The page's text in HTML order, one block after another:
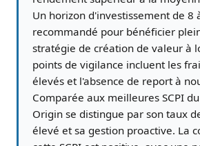
Un horizon d'investissement de 8
recommandé pour bénéficier
stratégie de création de valeur à
points de vigilance incluent les
élevés et l'absence de report à
Comparée aux meilleures SCPI
Origin se distingue par son taux
élevé et sa gestion proactive. La